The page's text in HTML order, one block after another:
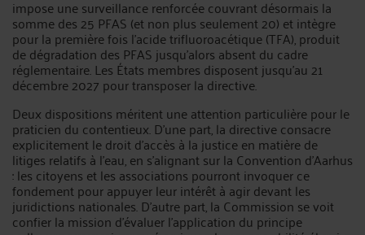
impose une surveillance renforcée couvrant désormais la
somme des 25 PFAS (et non plus seulement 20) et intègre
pour la première fois l'acide trifluoroacétique (TFA), produit
de dégradation des PFAS jusqu'alors absent du cadre
réglementaire. Les États membres disposent jusqu'au 21
décembre 2027 pour transposer la directive.
Deux dispositions méritent une attention particulière pour le
praticien du contentieux. D'une part, la directive consacre
explicitement le droit d'accès à la justice en matière de
litiges relatifs à l'eau, en s'alignant sur la Convention d'Aarhus
: les citoyens et les associations pourront invoquer ce
fondement pour appuyer leur intérêt à agir devant les
juridictions nationales. D'autre part, la Commission se voit
confier la mission d'évaluer l'application du principe